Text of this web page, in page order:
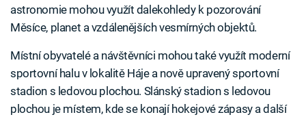
astronomie mohou využít dalekohledy k pozorování
Měsíce, planet a vzdálenějších vesmírných objektů.
Místní obyvatelé a návštěvníci mohou také využít moderní
sportovní halu v lokalitě Háje a nově upravený sportovní
stadion s ledovou plochou. Slánský stadion s ledovou
plochou je místem, kde se konají hokejové zápasy a další